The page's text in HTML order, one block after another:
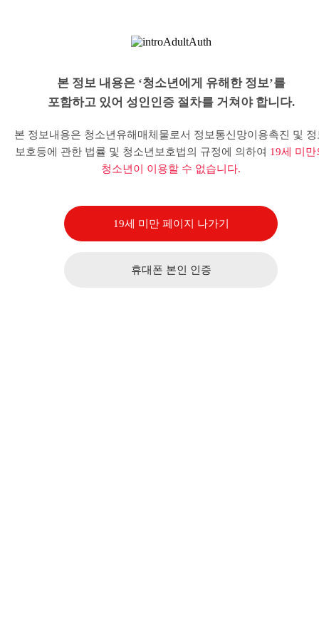
본 정보 내용은 ‘청소년에게 유해한 정보’를
포함하고 있어 성인인증 절차를 거쳐야 합니다.
본 정보내용은 청소년유해매체물로서 정보통신망이용촉진 및 정
보호등에 관한 법률 및 청소년보호법의 규정에 의하여 19세 미만
청소년이 이용할 수 없습니다.
19세 미만 페이지 나가기
휴대폰 본인 인증